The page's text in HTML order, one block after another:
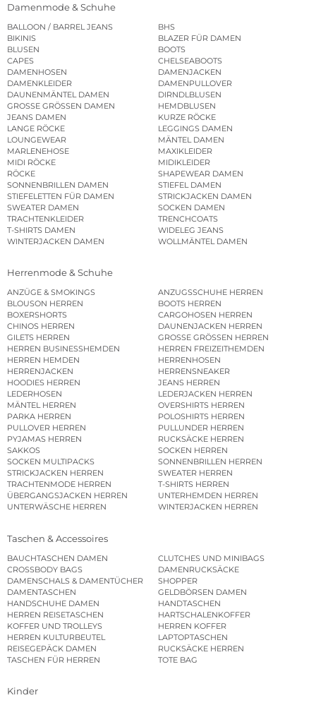
Damenmode & Schuhe
BALLOON / BARREL JEANS
BHS
BIKINIS
BLAZER FÜR DAMEN
BLUSEN
BOOTS
CAPES
CHELSEABOOTS
DAMENHOSEN
DAMENJACKEN
DAMENKLEIDER
DAMENPULLOVER
DAUNENMÄNTEL DAMEN
DIRNDLBLUSEN
GROSSE GRÖSSEN DAMEN
HEMDBLUSEN
JEANS DAMEN
KURZE RÖCKE
LANGE RÖCKE
LEGGINGS DAMEN
LOUNGEWEAR
MÄNTEL DAMEN
MARLENEHOSE
MAXIKLEIDER
MIDI RÖCKE
MIDIKLEIDER
RÖCKE
SHAPEWEAR DAMEN
SONNENBRILLEN DAMEN
STIEFEL DAMEN
STIEFELETTEN FÜR DAMEN
STRICKJACKEN DAMEN
SWEATER DAMEN
SOCKEN DAMEN
TRACHTENKLEIDER
TRENCHCOATS
T-SHIRTS DAMEN
WIDELEG JEANS
WINTERJACKEN DAMEN
WOLLMÄNTEL DAMEN
Herrenmode & Schuhe
ANZÜGE & SMOKINGS
ANZUGSSCHUHE HERREN
BLOUSON HERREN
BOOTS HERREN
BOXERSHORTS
CARGOHOSEN HERREN
CHINOS HERREN
DAUNENJACKEN HERREN
GILETS HERREN
GROSSE GRÖSSEN HERREN
HERREN BUSINESSHEMDEN
HERREN FREIZEITHEMDEN
HERREN HEMDEN
HERRENHOSEN
HERRENJACKEN
HERRENSNEAKER
HOODIES HERREN
JEANS HERREN
LEDERHOSEN
LEDERJACKEN HERREN
MÄNTEL HERREN
OVERSHIRTS HERREN
PARKA HERREN
POLOSHIRTS HERREN
PULLOVER HERREN
PULLUNDER HERREN
PYJAMAS HERREN
RUCKSÄCKE HERREN
SAKKOS
SOCKEN HERREN
SOCKEN MULTIPACKS
SONNENBRILLEN HERREN
STRICKJACKEN HERREN
SWEATER HERREN
TRACHTENMODE HERREN
T-SHIRTS HERREN
ÜBERGANGSJACKEN HERREN
UNTERHEMDEN HERREN
UNTERWÄSCHE HERREN
WINTERJACKEN HERREN
Taschen & Accessoires
BAUCHTASCHEN DAMEN
CLUTCHES UND MINIBAGS
CROSSBODY BAGS
DAMENRUCKSÄCKE
DAMENSCHALS & DAMENTÜCHER
SHOPPER
DAMENTASCHEN
GELDBÖRSEN DAMEN
HANDSCHUHE DAMEN
HANDTASCHEN
HERREN REISETASCHEN
HARTSCHALENKOFFER
KOFFER UND TROLLEYS
HERREN KOFFER
HERREN KULTURBEUTEL
LAPTOPTASCHEN
REISEGEPÄCK DAMEN
RUCKSÄCKE HERREN
TASCHEN FÜR HERREN
TOTE BAG
Kinder